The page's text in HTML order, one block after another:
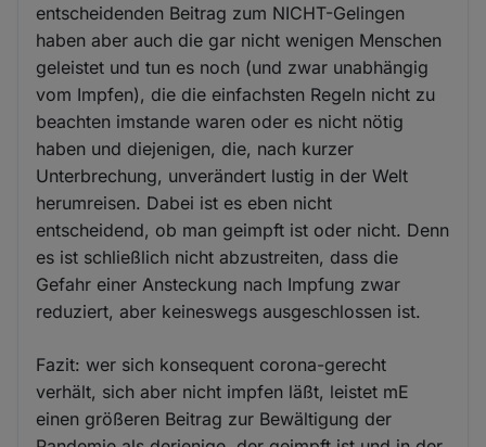
entscheidenden Beitrag zum NICHT-Gelingen
haben aber auch die gar nicht wenigen Menschen
geleistet und tun es noch (und zwar unabhängig
vom Impfen), die die einfachsten Regeln nicht zu
beachten imstande waren oder es nicht nötig
haben und diejenigen, die, nach kurzer
Unterbrechung, unverändert lustig in der Welt
herumreisen. Dabei ist es eben nicht
entscheidend, ob man geimpft ist oder nicht. Denn
es ist schließlich nicht abzustreiten, dass die
Gefahr einer Ansteckung nach Impfung zwar
reduziert, aber keineswegs ausgeschlossen ist.
Fazit: wer sich konsequent corona-gerecht
verhält, sich aber nicht impfen läßt, leistet mE
einen größeren Beitrag zur Bewältigung der